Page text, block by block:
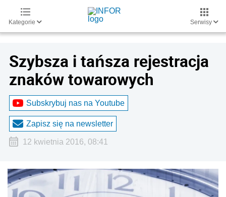
Kategorie Serwisy
Szybsza i tańsza rejestracja
znaków towarowych
Subskrybuj nas na Youtube
Zapisz się na newsletter
12 kwietnia 2016, 08:41